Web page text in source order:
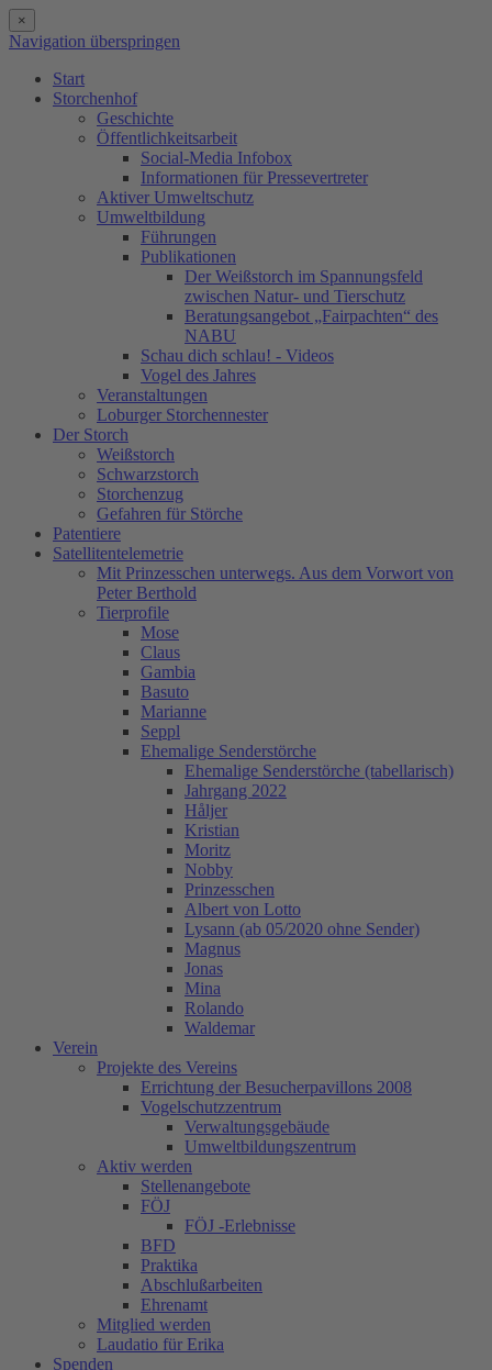
×
Navigation überspringen
Start
Storchenhof
Geschichte
Öffentlichkeitsarbeit
Social-Media Infobox
Informationen für Pressevertreter
Aktiver Umweltschutz
Umweltbildung
Führungen
Publikationen
Der Weißstorch im Spannungsfeld
zwischen Natur- und Tierschutz
Beratungsangebot „Fairpachten“ des
NABU
Schau dich schlau! - Videos
Vogel des Jahres
Veranstaltungen
Loburger Storchennester
Der Storch
Weißstorch
Schwarzstorch
Storchenzug
Gefahren für Störche
Patentiere
Satellitentelemetrie
Mit Prinzesschen unterwegs. Aus dem Vorwort von
Peter Berthold
Tierprofile
Mose
Claus
Gambia
Basuto
Marianne
Seppl
Ehemalige Senderstörche
Ehemalige Senderstörche (tabellarisch)
Jahrgang 2022
Håljer
Kristian
Moritz
Nobby
Prinzesschen
Albert von Lotto
Lysann (ab 05/2020 ohne Sender)
Magnus
Jonas
Mina
Rolando
Waldemar
Verein
Projekte des Vereins
Errichtung der Besucherpavillons 2008
Vogelschutzzentrum
Verwaltungsgebäude
Umweltbildungszentrum
Aktiv werden
Stellenangebote
FÖJ
FÖJ -Erlebnisse
BFD
Praktika
Abschlußarbeiten
Ehrenamt
Mitglied werden
Laudatio für Erika
Spenden